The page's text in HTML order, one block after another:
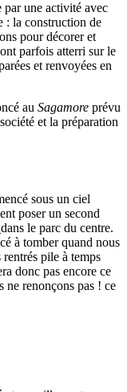
par une activité avec
: la construction de
pour décorer et
parfois atterri sur le
et renvoyées en
au Sagamore prévu
et la préparation
sous un ciel
poser un second
dans le parc du centre.
à tomber quand nous
pile à temps
donc pas encore ce
ne renonçons pas ! ce